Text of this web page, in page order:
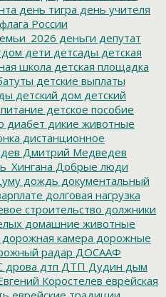
день тигра день учителя
России
деньги депутат
дети детсады детская
школа детская площадка
детские выплаты
детский дом детский
детское пособие
диабет дикие животные
дистанционное
Дмитрий Медведев
Добрые люди
дождь документальный
долговая нагрузка
строительство должники
домашние животные
дорожная камера дорожные
радар ДОСААФ
дрова дтп ДТП Дудин дым
Коростелев еврейская